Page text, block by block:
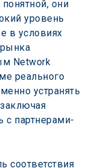
они
уровень
в условиях
Network
реального
устранять
с партнерами-
соответствия